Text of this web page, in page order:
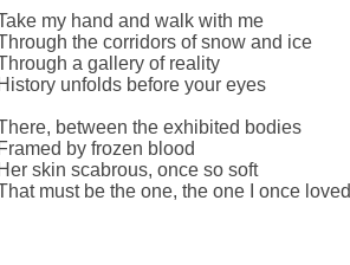
my hand and walk with me
the corridors of snow and ice
a gallery of reality
History unfolds before your eyes
between the exhibited bodies
Framed by frozen blood
Her skin scabrous, once so soft
must be the one, the one I once loved